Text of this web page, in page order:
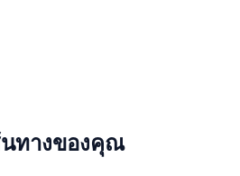
นทางของคุณ